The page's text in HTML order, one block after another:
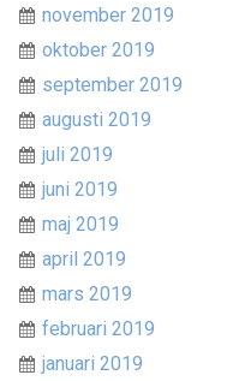
november 2019
oktober 2019
september 2019
augusti 2019
juli 2019
juni 2019
maj 2019
april 2019
mars 2019
februari 2019
januari 2019